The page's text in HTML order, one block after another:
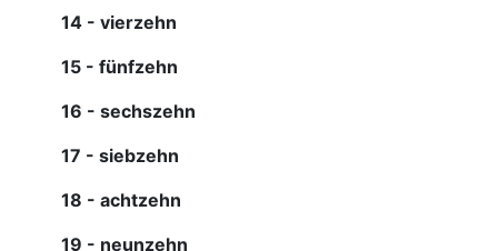
14 - vierzehn
15 - fünfzehn
16 - sechszehn
17 - siebzehn
18 - achtzehn
19 - neunzehn